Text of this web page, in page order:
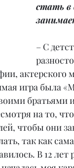
стать в
– С
актерского
игра была
братьями
на то,
чтобы они
так как
В 12